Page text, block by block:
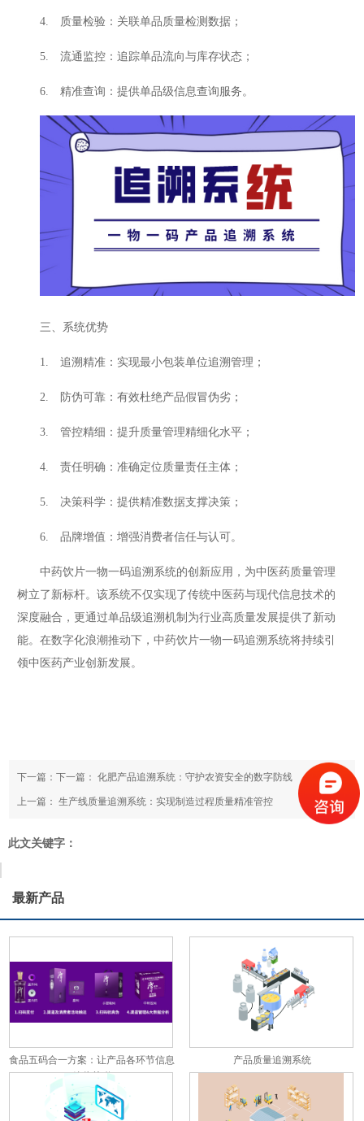
4. 质量检验：关联单品质量检测数据；
5. 流通监控：追踪单品流向与库存状态；
6. 精准查询：提供单品级信息查询服务。
三、系统优势
1. 追溯精准：实现最小包装单位追溯管理；
2. 防伪可靠：有效杜绝产品假冒伪劣；
3. 管控精细：提升质量管理精细化水平；
4. 责任明确：准确定位质量责任主体；
5. 决策科学：提供精准数据支撑决策；
6. 品牌增值：增强消费者信任与认可。
中药饮片一物一码追溯系统的创新应用，为中医药质量管理
树立了新标杆。该系统不仅实现了传统中医药与现代信息技术的
深度融合，更通过单品级追溯机制为行业高质量发展提供了新动
能。在数字化浪潮推动下，中药饮片一物一码追溯系统将持续引
领中医药产业创新发展。
下一篇：下一篇：化肥产品追溯系统：守护农资安全的数字防线
上一篇：生产线质量追溯系统：实现制造过程质量精准管控
此文关键字：
最新产品
食品五码合一方案：让产品各环节信息
彼此关联
产品质量追溯系统